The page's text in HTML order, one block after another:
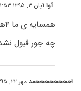
آواآبان ۳, ۱۳۹۵ at ۱۱:۵۳ ب٫ظ
چه جور قبول
اححححححححمدمهر ۲۲, ۱۳۹۵ at ۳:۱۸ ب٫ظ